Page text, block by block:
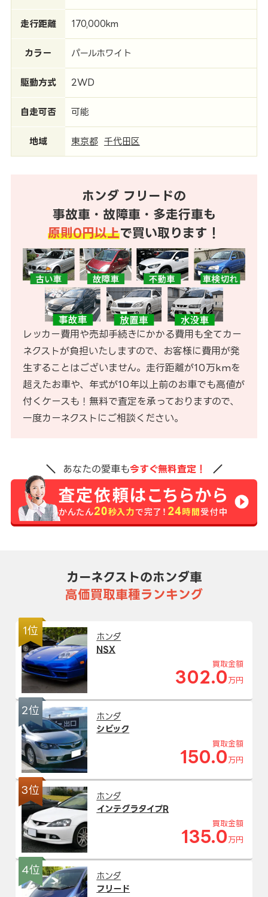
走行距離 170,000km
カラー パールホワイト
駆動方式 2WD
自走可否 可能
地域 東京都 千代田区
ホンダ フリードの
事故車・故障車・多走行車も
原則0円以上で買い取ります！
レッカー費用や売却手続きにかかる費用も全てカー
ネクストが負担いたしますので、お客様に費用が発
生することはございません。走行距離が10万kmを
超えたお車や、年式が10年以上前のお車でも高値が
付くケースも！無料で査定を承っておりますので、
一度カーネクストにご相談ください。
あなたの愛車も今すぐ無料査定！
カーネクストのホンダ車
高価買取車種ランキング
1位
ホンダ
NSX
買取金額
302.0 万円
2位
ホンダ
シビック
買取金額
150.0 万円
3位
ホンダ
インテグラタイプR
買取金額
135.0 万円
4位
ホンダ
フリード